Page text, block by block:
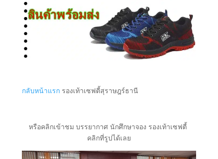
กลับหน้าแรกรองเท้าเซฟตี้สุราษฎร์ธานี
หรือคลิกเข้าชม บรรยากาศ นักศึกษาจอง รองเท้าเซฟตี้
คลิกที่รูปได้เลย